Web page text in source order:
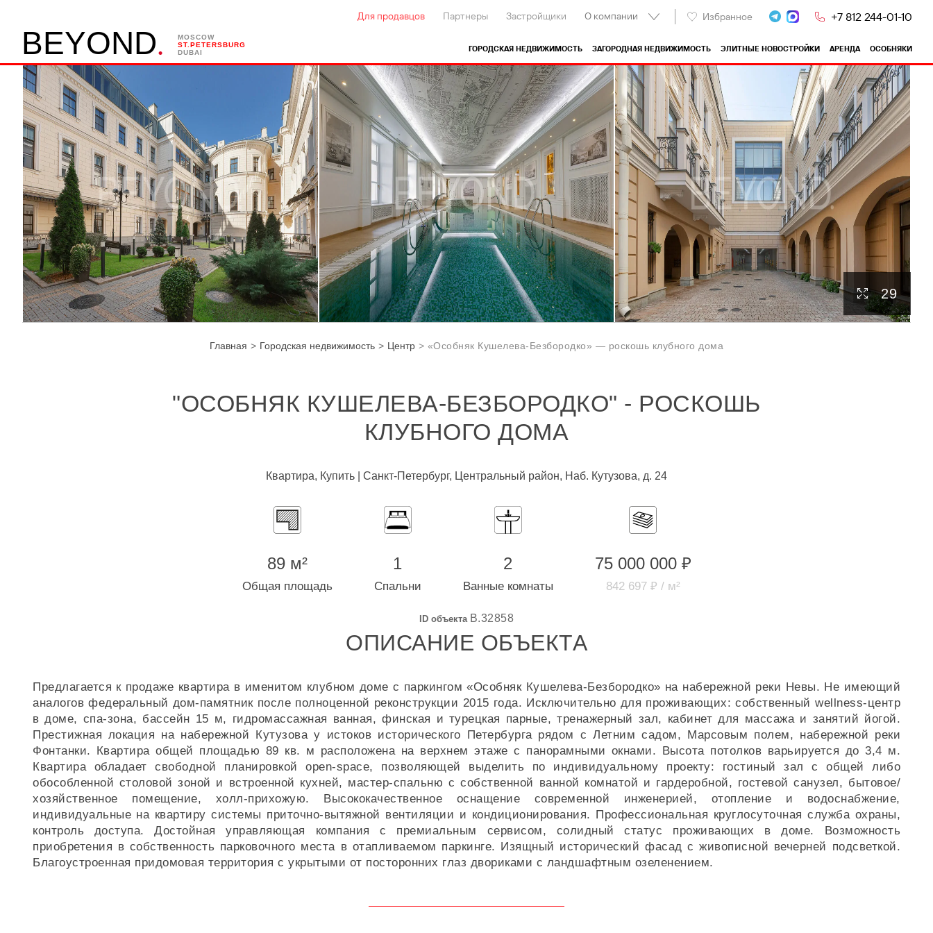
Для продавцов Партнеры Застройщики О компании Избранное +7 812 244-01-10
ГОРОДСКАЯ НЕДВИЖИМОСТЬ ЗАГОРОДНАЯ НЕДВИЖИМОСТЬ ЭЛИТНЫЕ НОВОСТРОЙКИ АРЕНДА ОСОБНЯКИ
BEYOND.
MOSCOW
ST.PETERSBURG
DUBAI
29
Главная Городская недвижимость Центр «Особняк Кушелева-Безбородко» — роскошь клубного дома
"ОСОБНЯК КУШЕЛЕВА-БЕЗБОРОДКО" - РОСКОШЬ
КЛУБНОГО ДОМА
Квартира, Купить | Санкт-Петербург, Центральный район, Наб. Кутузова, д. 24
89 м²
Общая площадь
1
Спальни
2
Ванные комнаты
75 000 000 ₽
842 697 ₽ / м²
ID объекта B.32858
ОПИСАНИЕ ОБЪЕКТА
Предлагается к продаже квартира в именитом клубном доме с паркингом «Особняк Кушелева-Безбородко» на набережной реки Невы. Не имеющий
аналогов федеральный дом-памятник после полноценной реконструкции 2015 года. Исключительно для проживающих: собственный wellness-центр
в доме, спа-зона, бассейн 15 м, гидромассажная ванная, финская и турецкая парные, тренажерный зал, кабинет для массажа и занятий йогой.
Престижная локация на набережной Кутузова у истоков исторического Петербурга рядом с Летним садом, Марсовым полем, набережной реки
Фонтанки. Квартира общей площадью 89 кв. м расположена на верхнем этаже с панорамными окнами. Высота потолков варьируется до 3,4 м.
Квартира обладает свободной планировкой open-space, позволяющей выделить по индивидуальному проекту: гостиный зал с общей либо
обособленной столовой зоной и встроенной кухней, мастер-спальню с собственной ванной комнатой и гардеробной, гостевой санузел, бытовое/
хозяйственное помещение, холл-прихожую. Высококачественное оснащение современной инженерией, отопление и водоснабжение,
индивидуальные на квартиру системы приточно-вытяжной вентиляции и кондиционирования. Профессиональная круглосуточная служба охраны,
контроль доступа. Достойная управляющая компания с премиальным сервисом, солидный статус проживающих в доме. Возможность
приобретения в собственность парковочного места в отапливаемом паркинге. Изящный исторический фасад с живописной вечерней подсветкой.
Благоустроенная придомовая территория с укрытыми от посторонних глаз двориками с ландшафтным озеленением.